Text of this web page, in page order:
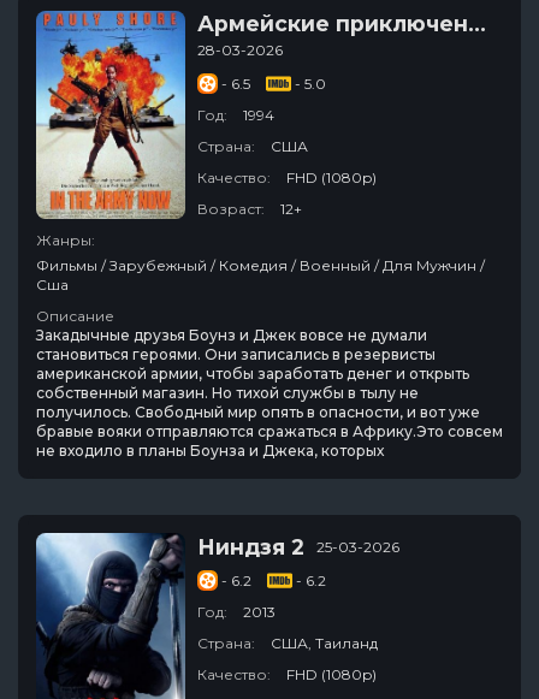
Армейские приключения
28-03-2026
- 6.5
- 5.0
Год:
1994
Страна:
США
Качество:
FHD (1080p)
Возраст:
12+
Жанры:
Фильмы / Зарубежный / Комедия / Военный / Для Мужчин /
Сша
Описание
Закадычные друзья Боунз и Джек вовсе не думали
становиться героями. Они записались в резервисты
американской армии, чтобы заработать денег и открыть
собственный магазин. Но тихой службы в тылу не
получилось. Свободный мир опять в опасности, и вот уже
бравые вояки отправляются сражаться в Африку.Это совсем
не входило в планы Боунза и Джека, которых
Ниндзя 2
25-03-2026
- 6.2
- 6.2
Год:
2013
Страна:
США, Таиланд
Качество:
FHD (1080p)